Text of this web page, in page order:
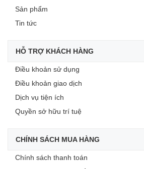
Sản phẩm
Tin tức
HỖ TRỢ KHÁCH HÀNG
Điều khoản sử dụng
Điều khoản giao dịch
Dịch vụ tiện ích
Quyền sở hữu trí tuệ
CHÍNH SÁCH MUA HÀNG
Chính sách thanh toán